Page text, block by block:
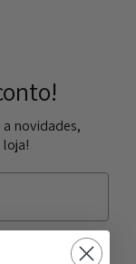
novidades,